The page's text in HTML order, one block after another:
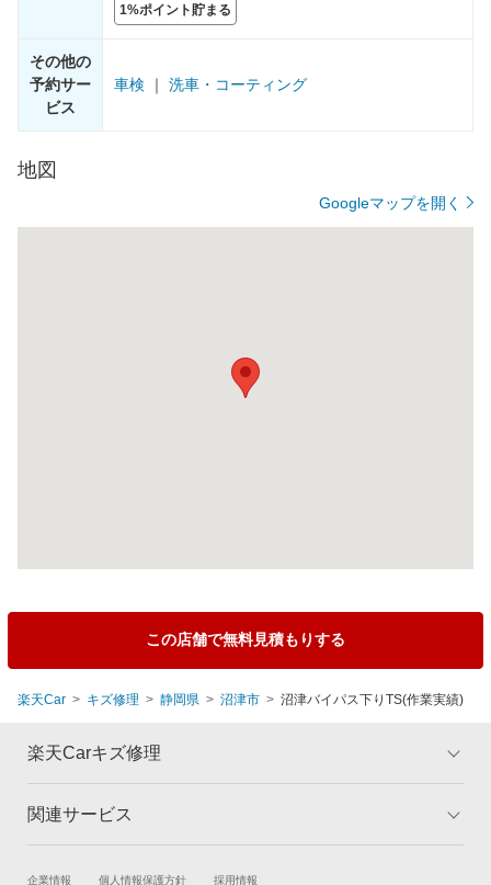
1%ポイント貯まる
その他の
予約サー
ビス
車検 ｜ 洗車・コーティング
地図
Googleマップを開く
この店舗で無料見積もりする
楽天Car キズ修理 静岡県 沼津市 沼津バイパス下りTS(作業実績)
楽天Carキズ修理
トップ
関連サービス
試乗・商談 新車購入
企業情報 個人情報保護方針 採用情報